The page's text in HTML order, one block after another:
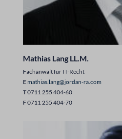
Mathias Lang LL.M.
Fachanwalt für IT-Recht
Emathias.lang@jordan-ra.com
T 0711 255 404-60
F 0711 255 404-70